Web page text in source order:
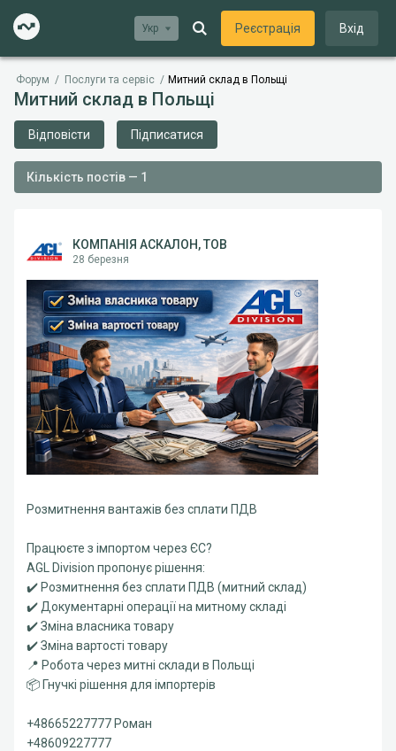
Укр Реєстрація Вхід
Форум / Послуги та сервіс / Митний склад в Польщі
Митний склад в Польщі
Відповісти Підписатися
Кількість постів — 1
КОМПАНІЯ АСКАЛОН, ТОВ
28 березня
Розмитнення вантажів без сплати ПДВ
Працюєте з імпортом через ЄС?
AGL Division пропонує рішення:
✔️ Розмитнення без сплати ПДВ (митний склад)
✔️ Документарні операції на митному складі
✔️ Зміна власника товару
✔️ Зміна вартості товару
📍 Робота через митні склади в Польщі
📦 Гнучкі рішення для імпортерів
+48665227777 Роман
+48609227777